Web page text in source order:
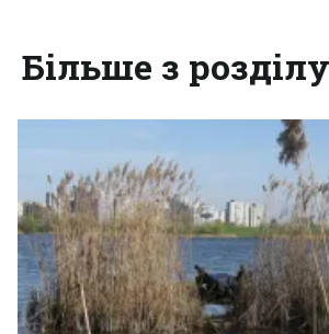
Більше з